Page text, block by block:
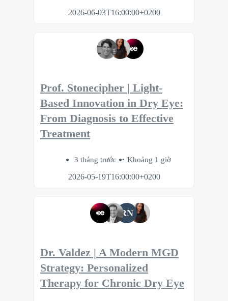
2026-06-03T16:00:00+0200
Prof. Stonecipher | Light-
Based Innovation in Dry Eye:
From Diagnosis to Effective
Treatment
3 tháng trước
Khoảng 1 giờ
2026-05-19T16:00:00+0200
RN
Dr. Valdez | A Modern MGD
Strategy: Personalized
Therapy for Chronic Dry Eye